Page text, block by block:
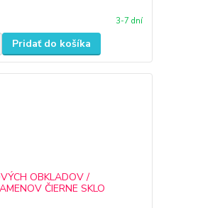
3-7 dní
Pridať do košíka